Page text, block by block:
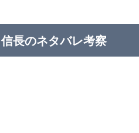
長のネタバレ考察